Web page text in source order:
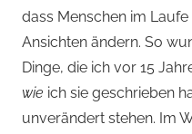
dass Menschen im
Ansichten ändern. So
Dinge, die ich vor 15
wie ich sie geschrieben
unverändert stehen. Im